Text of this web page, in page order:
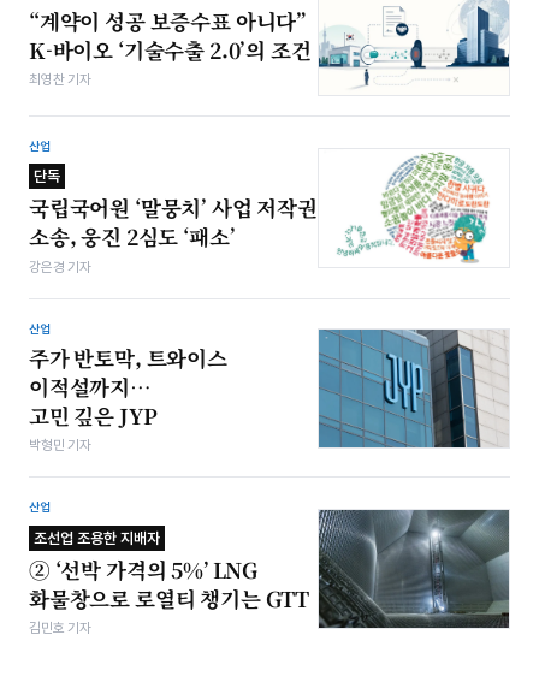
“계약이 성공 보증수표 아니다”
K-바이오 ‘기술수출 2.0’의 조건
최영찬 기자
산업
단독
국립국어원 ‘말뭉치’ 사업 저작권
소송, 웅진 2심도 ‘패소’
강은경 기자
산업
주가 반토막, 트와이스
이적설까지…
고민 깊은 JYP
박형민 기자
산업
조선업 조용한 지배자
② ‘선박 가격의 5%’ LNG
화물창으로 로열티 챙기는 GTT
김민호 기자